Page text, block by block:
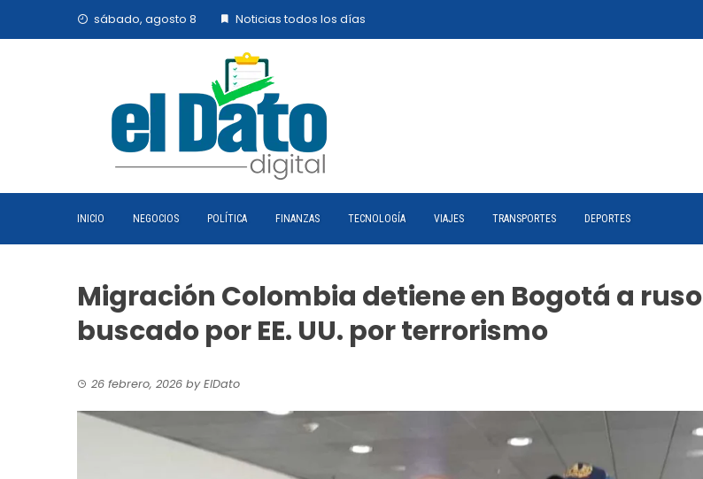
sábado, agosto 8 Noticias todos los días
INICIO NEGOCIOS POLÍTICA FINANZAS TECNOLOGÍA VIAJES TRANSPORTES DEPORTES
Migración Colombia detiene en Bogotá a ruso
buscado por EE. UU. por terrorismo
26 febrero, 2026 byElDato